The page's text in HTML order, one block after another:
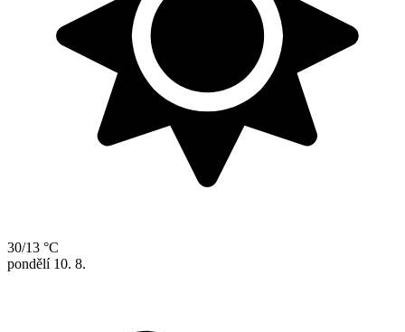
30/13 °C
pondělí 10. 8.